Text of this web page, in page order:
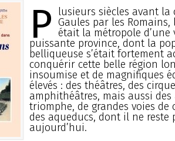
P lusieurs siècles avant la
Gaules par les Romains,
était la métropole d’une
puissante province, dont la
belliqueuse s’était fortement
conquérir cette belle région
insoumise et de magnifiques
élevés : des théâtres, des
amphithéâtres, mais aussi des
triomphe, de grandes voies
des aqueducs, dont il ne reste
aujourd’hui.